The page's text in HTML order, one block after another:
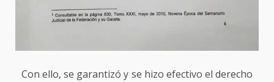
Con ello, se garantizó y se hizo efectivo el derecho